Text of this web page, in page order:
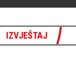
IZVJEŠTAJ